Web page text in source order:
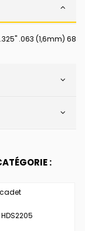
.063 (1,6mm) 68
: